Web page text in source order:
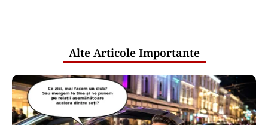
Alte Articole Importante